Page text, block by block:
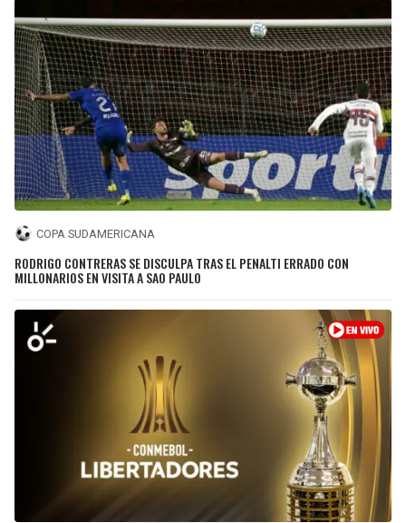
COPA SUDAMERICANA
RODRIGO CONTRERAS SE DISCULPA TRAS EL PENALTI ERRADO CON
MILLONARIOS EN VISITA A SAO PAULO